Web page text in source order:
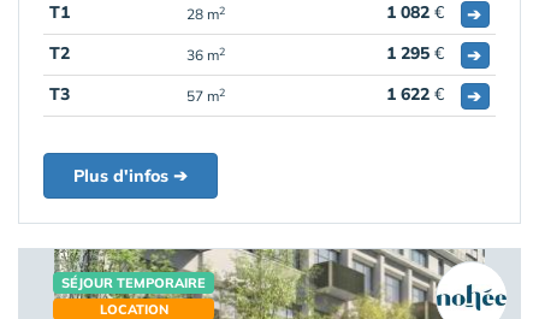
T1 28 m2 1 082 €
➔
T2
36 m2 1 295 €
➔
T3
57 m2 1 622 € ➔
Plus d'infos ➔
SÉJOUR TEMPORAIRE
LOCATION